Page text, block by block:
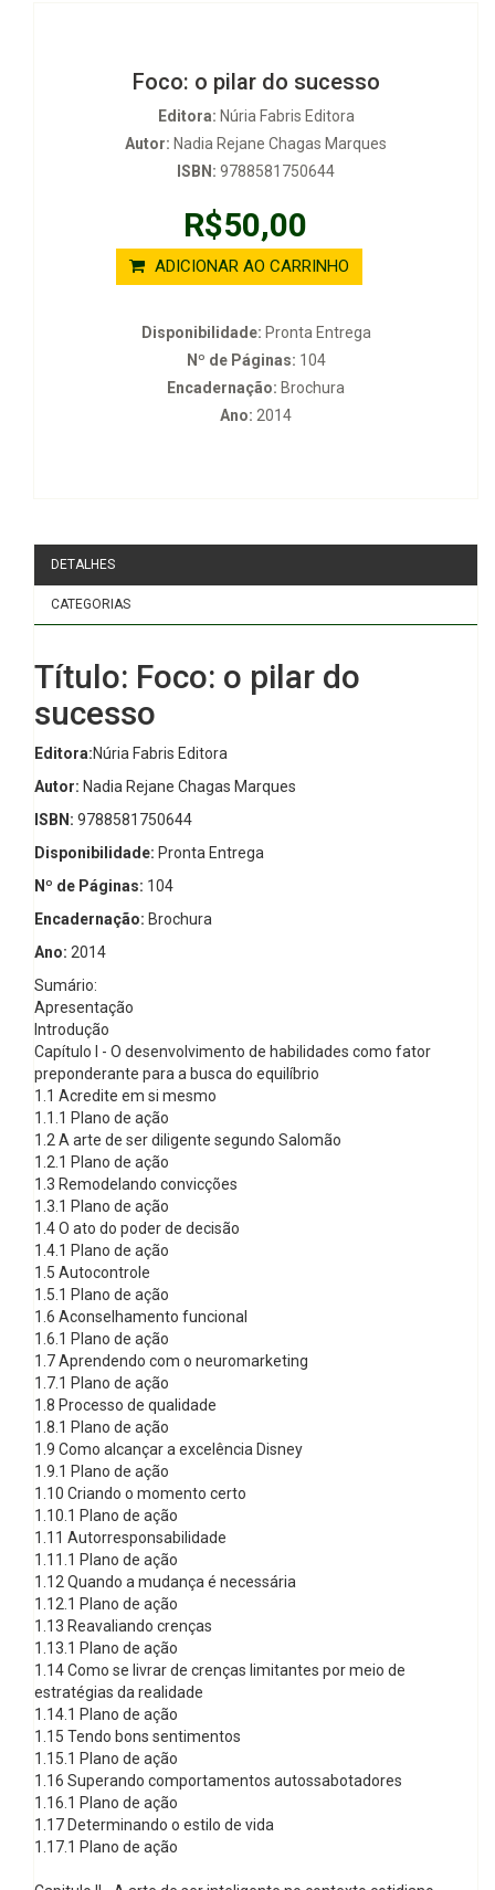
Foco: o pilar do sucesso
Editora: Núria Fabris Editora
Autor: Nadia Rejane Chagas Marques
ISBN: 9788581750644
R$50,00
ADICIONAR AO CARRINHO
Disponibilidade: Pronta Entrega
Nº de Páginas: 104
Encadernação: Brochura
Ano: 2014
DETALHES
CATEGORIAS
Título: Foco: o pilar do
sucesso
Editora:Núria Fabris Editora
Autor: Nadia Rejane Chagas Marques
ISBN: 9788581750644
Disponibilidade: Pronta Entrega
Nº de Páginas: 104
Encadernação: Brochura
Ano: 2014
Sumário:
Apresentação
Introdução
Capítulo I - O desenvolvimento de habilidades como fator
preponderante para a busca do equilíbrio
1.1 Acredite em si mesmo
1.1.1 Plano de ação
1.2 A arte de ser diligente segundo Salomão
1.2.1 Plano de ação
1.3 Remodelando convicções
1.3.1 Plano de ação
1.4 O ato do poder de decisão
1.4.1 Plano de ação
1.5 Autocontrole
1.5.1 Plano de ação
1.6 Aconselhamento funcional
1.6.1 Plano de ação
1.7 Aprendendo com o neuromarketing
1.7.1 Plano de ação
1.8 Processo de qualidade
1.8.1 Plano de ação
1.9 Como alcançar a excelência Disney
1.9.1 Plano de ação
1.10 Criando o momento certo
1.10.1 Plano de ação
1.11 Autorresponsabilidade
1.11.1 Plano de ação
1.12 Quando a mudança é necessária
1.12.1 Plano de ação
1.13 Reavaliando crenças
1.13.1 Plano de ação
1.14 Como se livrar de crenças limitantes por meio de
estratégias da realidade
1.14.1 Plano de ação
1.15 Tendo bons sentimentos
1.15.1 Plano de ação
1.16 Superando comportamentos autossabotadores
1.16.1 Plano de ação
1.17 Determinando o estilo de vida
1.17.1 Plano de ação